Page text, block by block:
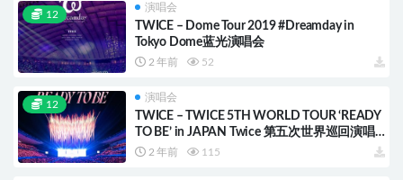
12
演唱会
TWICE – Dome Tour 2019 #Dreamday in
Tokyo Dome蓝光演唱会
2 年前 52
12
演唱会
TWICE – TWICE 5TH WORLD TOUR ‘READY
TO BE’ in JAPAN Twice 第五次世界巡回演唱
会“Ready To Be”日本站
2 年前 115